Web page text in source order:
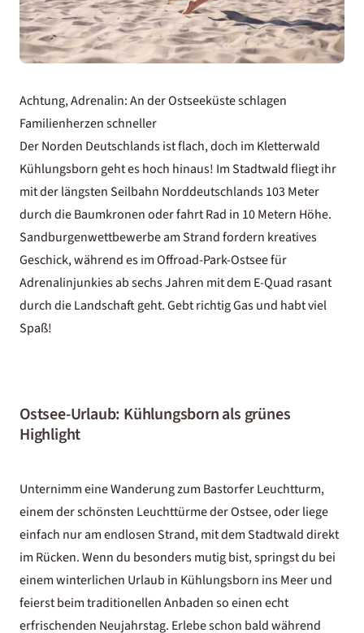
Achtung, Adrenalin: An der Ostseeküste schlagen
Familienherzen schneller
Der Norden Deutschlands ist flach, doch im Kletterwald
Kühlungsborn geht es hoch hinaus! Im Stadtwald fliegt ihr
mit der längsten Seilbahn Norddeutschlands 103 Meter
durch die Baumkronen oder fahrt Rad in 10 Metern Höhe.
Sandburgenwettbewerbe am Strand fordern kreatives
Geschick, während es im Offroad-Park-Ostsee für
Adrenalinjunkies ab sechs Jahren mit dem E-Quad rasant
durch die Landschaft geht. Gebt richtig Gas und habt viel
Spaß!
Ostsee-Urlaub: Kühlungsborn als grünes
Highlight
Unternimm eine Wanderung zum Bastorfer Leuchtturm,
einem der schönsten Leuchttürme der Ostsee, oder liege
einfach nur am endlosen Strand, mit dem Stadtwald direkt
im Rücken. Wenn du besonders mutig bist, springst du bei
einem winterlichen Urlaub in Kühlungsborn ins Meer und
feierst beim traditionellen Anbaden so einen echt
erfrischenden Neujahrstag. Erlebe schon bald während